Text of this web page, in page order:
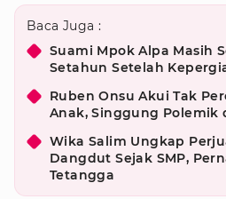
Baca Juga :
Suami Mpok Alpa Masih
Setahun Setelah
Ruben Onsu Akui Tak
Anak, Singgung Polemik
Wika Salim Ungkap
Dangdut Sejak SMP,
Tetangga